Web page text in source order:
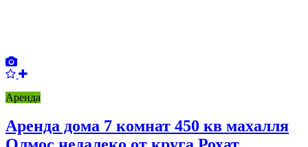
Аренда
Аренда дома 7 комнат 450 кв махалля